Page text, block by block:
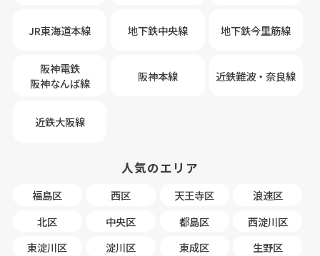
JR東海道本線 地下鉄中央線 地下鉄今里筋線
阪神電鉄
阪神なんば線
阪神本線 近鉄難波・奈良線
近鉄大阪線
人気のエリア
福島区 西区 天王寺区
浪速区
北区
中央区 都島区
西淀川区
東淀川区
淀川区 東成区
生野区